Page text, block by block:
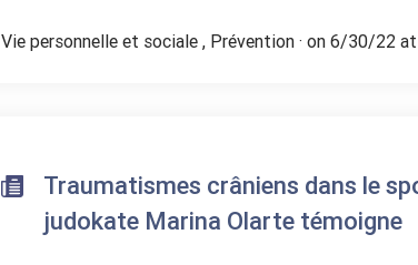
Vie personnelle et sociale , Prévention · on 6/30/22
Traumatismes crâniens dans le
judokate Marina Olarte témoigne